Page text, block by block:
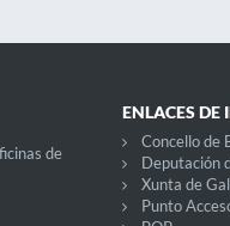
de
ENLACES DE
Concello de
Deputación
Xunta de
Punto